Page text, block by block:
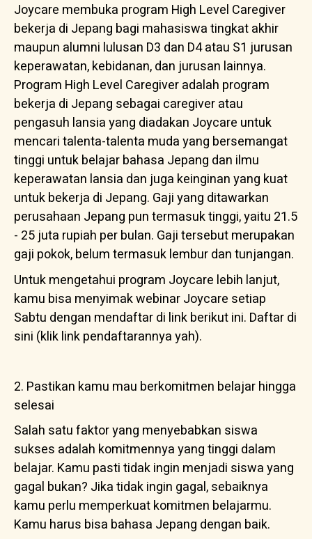
Joycare membuka program High Level Caregiver
bekerja di Jepang bagi mahasiswa tingkat akhir
maupun alumni lulusan D3 dan D4 atau S1 jurusan
keperawatan, kebidanan, dan jurusan lainnya.
Program High Level Caregiver adalah program
bekerja di Jepang sebagai caregiver atau
pengasuh lansia yang diadakan Joycare untuk
mencari talenta-talenta muda yang bersemangat
tinggi untuk belajar bahasa Jepang dan ilmu
keperawatan lansia dan juga keinginan yang kuat
untuk bekerja di Jepang. Gaji yang ditawarkan
perusahaan Jepang pun termasuk tinggi, yaitu 21.5
- 25 juta rupiah per bulan. Gaji tersebut merupakan
gaji pokok, belum termasuk lembur dan tunjangan.
Untuk mengetahui program Joycare lebih lanjut,
kamu bisa menyimak webinar Joycare setiap
Sabtu dengan mendaftar di link berikut ini. Daftardi
sini (klik link pendaftarannya yah).
2. Pastikan kamu mau berkomitmen belajar hingga
selesai
Salah satu faktor yang menyebabkan siswa
sukses adalah komitmennya yang tinggi dalam
belajar. Kamu pasti tidak ingin menjadi siswa yang
gagal bukan? Jika tidak ingin gagal, sebaiknya
kamu perlu memperkuat komitmen belajarmu.
Kamu harus bisa bahasa Jepang dengan baik.